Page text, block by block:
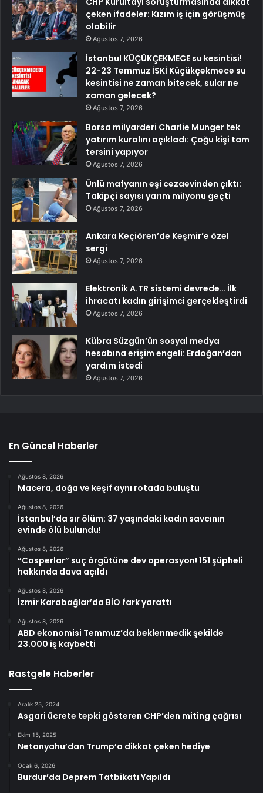
çeken ifadeler: Kızım iş için görüşmüş
olabilir
Ağustos 7, 2026
İstanbul KÜÇÜKÇEKMECE su kesintisi!
22-23 Temmuz İSKİ Küçükçekmece su
kesintisi ne zaman bitecek, sular ne
zaman gelecek?
Ağustos 7, 2026
Borsa milyarderi Charlie Munger tek
yatırım kuralını açıkladı: Çoğu kişi tam
tersini yapıyor
Ağustos 7, 2026
Ünlü mafyanın eşi cezaevinden çıktı:
Takipçi sayısı yarım milyonu geçti
Ağustos 7, 2026
Ankara Keçiören’de Keşmir’e özel
sergi
Ağustos 7, 2026
Elektronik A.TR sistemi devrede… İlk
ihracatı kadın girişimci gerçekleştirdi
Ağustos 7, 2026
Kübra Süzgün’ün sosyal medya
hesabına erişim engeli: Erdoğan’dan
yardım istedi
Ağustos 7, 2026
En Güncel Haberler
Ağustos 8, 2026
Macera, doğa ve keşif aynı rotada buluştu
Ağustos 8, 2026
İstanbul’da sır ölüm: 37 yaşındaki kadın savcının
evinde ölü bulundu!
Ağustos 8, 2026
“Casperlar” suç örgütüne dev operasyon! 151 şüpheli
hakkında dava açıldı
Ağustos 8, 2026
İzmir Karabağlar’da BİO fark yarattı
Ağustos 8, 2026
ABD ekonomisi Temmuz’da beklenmedik şekilde
23.000 iş kaybetti
Rastgele Haberler
Aralık 25, 2024
Asgari ücrete tepki gösteren CHP’den miting çağrısı
Ekim 15, 2025
Netanyahu’dan Trump’a dikkat çeken hediye
Ocak 6, 2026
Burdur’da Deprem Tatbikatı Yapıldı